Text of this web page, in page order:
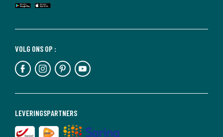
LEVERINGSPARTNERS
VOLG ONS OP :